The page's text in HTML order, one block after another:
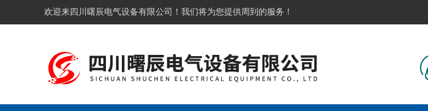
欢迎来四川曙辰电气设备有限公司！我们将为您提供周到的服务！